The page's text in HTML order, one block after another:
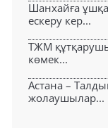
Шанхайға
ескеру кер...
ТЖМ
көмек...
Астана –
жолаушылар...